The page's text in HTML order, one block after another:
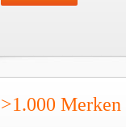
>1.000